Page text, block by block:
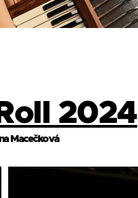
2024
Macečková